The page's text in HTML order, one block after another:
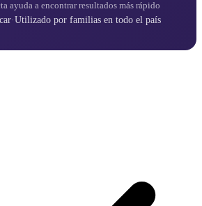
ayuda a encontrar resultados más rápido
·Utilizado por familias en todo el país